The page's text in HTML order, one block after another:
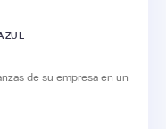
de su empresa en un